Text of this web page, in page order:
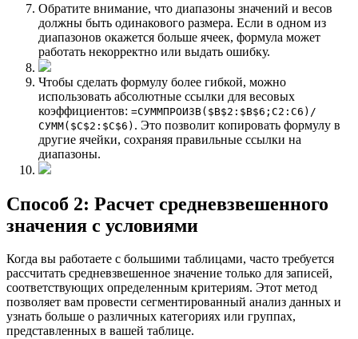
Обратите внимание, что диапазоны значений и весов
должны быть одинакового размера. Если в одном из
диапазонов окажется больше ячеек, формула может
работать некорректно или выдать ошибку.
Чтобы сделать формулу более гибкой, можно
использовать абсолютные ссылки для весовых
коэффициентов: =СУММПРОИЗВ($B$2:$B$6;C2:C6)/
СУММ($C$2:$C$6) . Это позволит копировать формулу в
другие ячейки, сохраняя правильные ссылки на
диапазоны.
Способ 2: Расчет средневзвешенного
значения с условиями
Когда вы работаете с большими таблицами, часто требуется
рассчитать средневзвешенное значение только для записей,
соответствующих определенным критериям. Этот метод
позволяет вам провести сегментированный анализ данных и
узнать больше о различных категориях или группах,
представленных в вашей таблице.